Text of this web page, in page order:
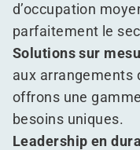
d’occupation
parfaitement le
Solutions sur
aux arrangements
offrons une
besoins uniques.
Leadership en